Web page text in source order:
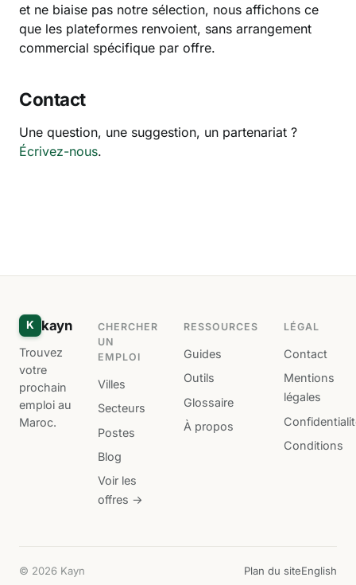
et ne biaise pas notre sélection, nous affichons ce
que les plateformes renvoient, sans arrangement
commercial spécifique par offre.
Contact
Une question, une suggestion, un partenariat ?
Écrivez-nous.
K kayn
Trouvez
votre
prochain
emploi au
Maroc.
CHERCHER
UN
EMPLOI
Villes
Secteurs
Postes
Blog
Voir les
offres →
RESSOURCES
Guides
Outils
Glossaire
À propos
LÉGAL
Contact
Mentions
légales
Conditions
© 2026 Kayn Plan du siteEnglish